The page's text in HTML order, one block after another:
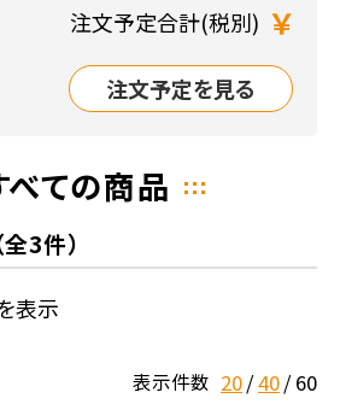
注文予定合計(税別) ￥
注文予定を見る
べての商品
3件）
表示
表示件数 20 40 60